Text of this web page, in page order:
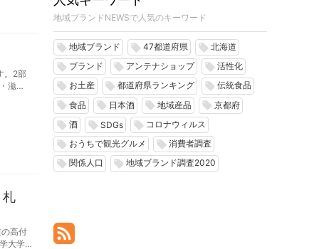
。2部
滋
札
高付
大学
地域ブランドNEWSで人気のキーワード
local_offer 地域ブランド local_offer 47都道府県 local_offer 北海道
local_offer ブランド local_offer アンテナショップ local_offer 活性化
local_offer お土産 local_offer 都道府県ランキング local_offer 伝統食品
local_offer 食品 local_offer 日本酒 local_offer 地域産品 local_offer 京都府
local_offer 酒 local_offer SDGs local_offer コロナウィルス
local_offer おうちで観光グルメ local_offer 消費者調査
local_offer 関係人口 local_offer 地域ブランド調査2020